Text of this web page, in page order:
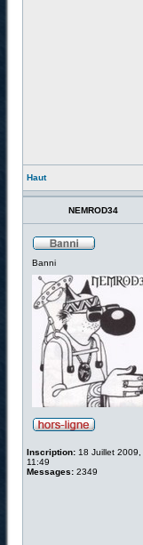
Haut
NEMROD34
Banni
Inscription: 18 Juillet 2009,
11:49
Messages: 2349